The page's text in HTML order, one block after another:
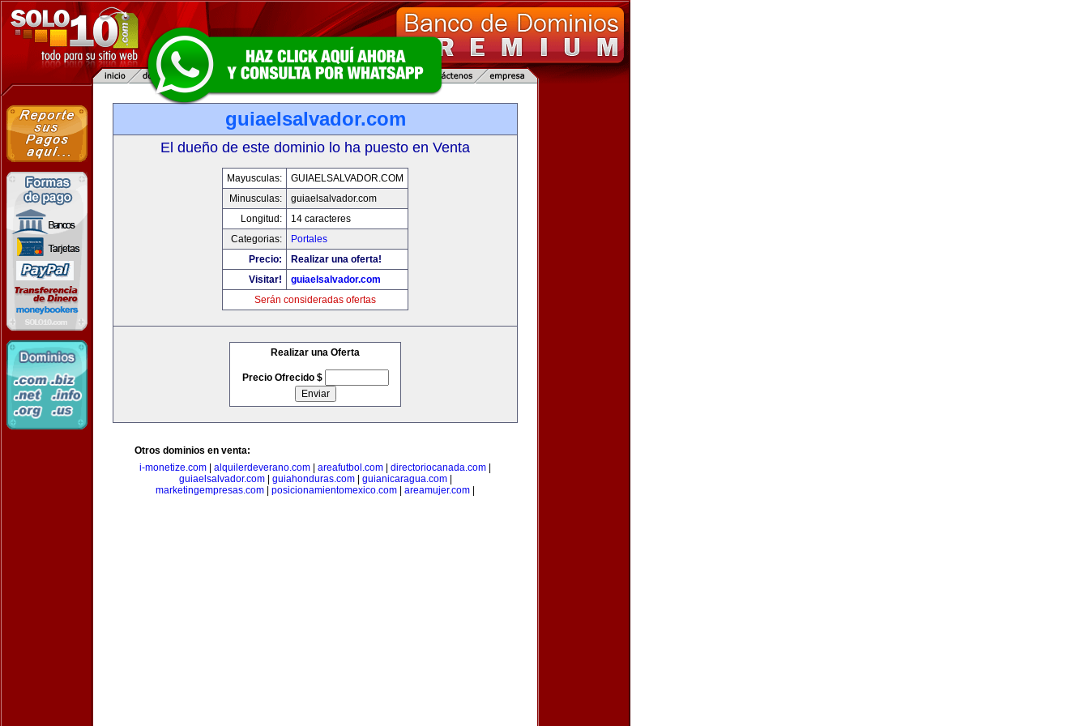
guiaelsalvador.com
El dueño de este dominio lo ha puesto en Venta
Mayusculas:
GUIAELSALVADOR.COM
Minusculas:
guiaelsalvador.com
Longitud:
14 caracteres
Categorias:
Portales
Precio:
Realizar una oferta!
Visitar!
guiaelsalvador.com
Serán consideradas ofertas
Realizar una Oferta
Precio Ofrecido $
Otros dominios en venta:
i-monetize.com
alquilerdeverano.com areafutbol.com directoriocanada.com
guiaelsalvador.com| guiahonduras.com| guianicaragua.com|
marketingempresas.com
posicionamientomexico.com areamujer.com